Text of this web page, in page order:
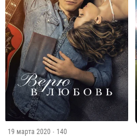
19 марта 2020 · 140